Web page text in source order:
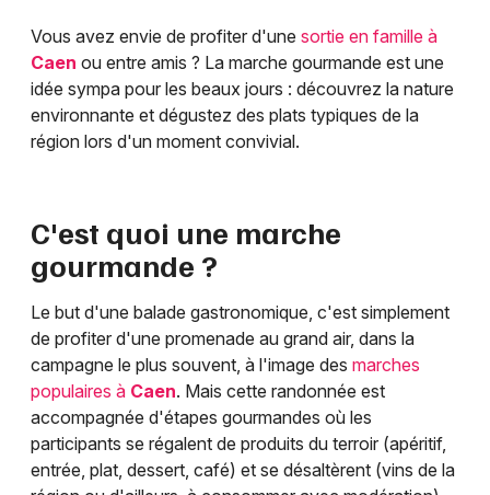
Vous avez envie de profiter d'une sortie en famille à
Caen ou entre amis ? La marche gourmande est une
idée sympa pour les beaux jours : découvrez la nature
environnante et dégustez des plats typiques de la
région lors d'un moment convivial.
C'est quoi une marche
gourmande ?
Le but d'une balade gastronomique, c'est simplement
de profiter d'une promenade au grand air, dans la
campagne le plus souvent, à l'image des marches
populaires à Caen. Mais cette randonnée est
accompagnée d'étapes gourmandes où les
participants se régalent de produits du terroir (apéritif,
entrée, plat, dessert, café) et se désaltèrent (vins de la